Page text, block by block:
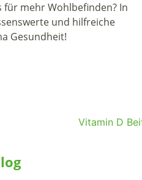
mehr Wohlbefinden? In
und hilfreiche
Gesundheit!